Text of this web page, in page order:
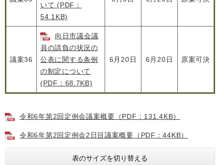
いて (PDF：
54.1KB)
議案36
向日市議会議
員の請負の状況の
公表に関する条例
の制定について
(PDF：68.7KB)
6月20日 6月20日 原案可決
令和6年第2回定例会議案概要（PDF：131.4KB）
令和6年第2回定例会2日目議案概要（PDF：44KB）
表のサイズを切り替える